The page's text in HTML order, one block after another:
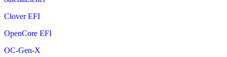
Clover EFI
OpenCore EFI
OC-Gen-X